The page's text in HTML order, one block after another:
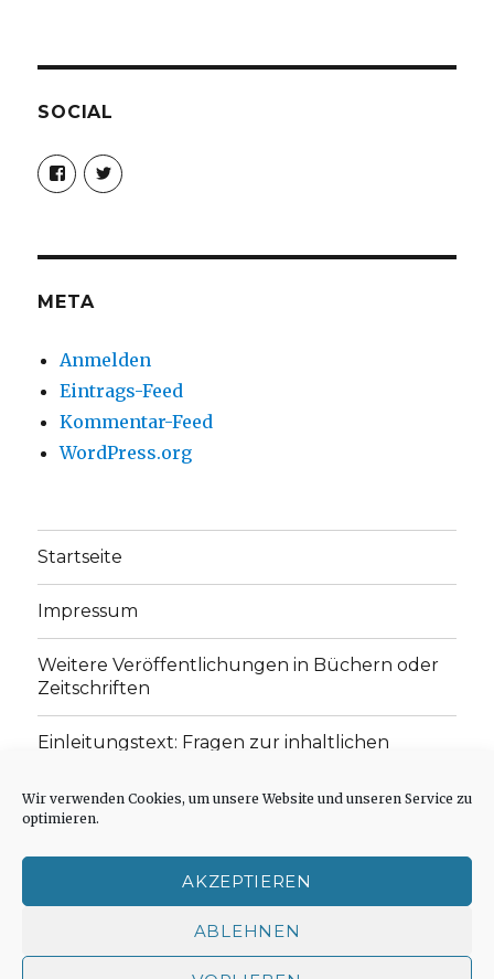
Wir verwenden Cookies, um unsere Website und unseren Service zu
optimieren.
AKZEPTIEREN
ABLEHNEN
SOCIAL
Profil
von
christoph.fleischer1
anzeigen
Profil
von
anzeigen
META
Anmelden
Eintrags-Feed
Kommentar-Feed
WordPress.org
Startseite
Impressum
Weitere Veröffentlichungen in Büchern oder
Zeitschriften
Einleitungstext: Fragen zur inhaltlichen
„schwachen Glaubens“
Cookie-Richtlinie (EU)